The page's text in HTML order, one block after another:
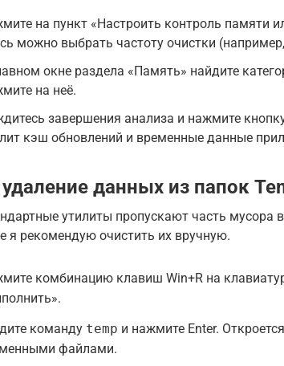
на пункт «Настроить контроль памяти
можно выбрать частоту очистки
окне раздела «Память» найдите
на неё.
завершения анализа и нажмите
кэш обновлений и временные данные
данных из папок
утилиты пропускают часть мусора
я рекомендую очистить их вручную.
комбинацию клавиш Win+R на
команду temp и нажмите Enter.
файлами.